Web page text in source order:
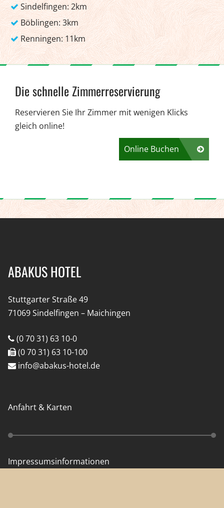
Sindelfingen: 2km
Böblingen: 3km
Renningen: 11km
Die schnelle Zimmerreservierung
Reservieren Sie Ihr Zimmer mit wenigen Klicks
gleich online!
Online Buchen
ABAKUS HOTEL
Stuttgarter Straße 49
71069 Sindelfingen – Maichingen
(0 70 31) 63 10-0
(0 70 31) 63 10-100
info@abakus-hotel.de
Anfahrt & Karten
Impressumsinformationen